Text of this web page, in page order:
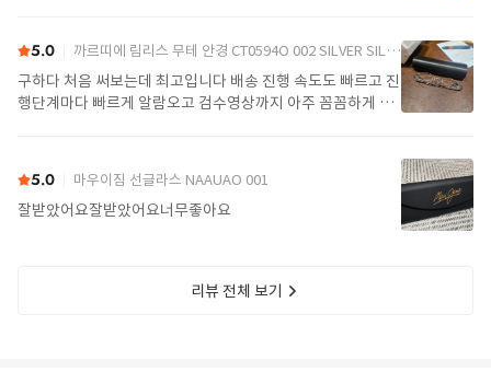
5.0 까르띠에 림리스 무테 안경 CT0594O 002 SILVER SILVER TRANSPARENT
구하다 처음 써보는데 최고입니다 배송 진행 속도도 빠르고 진
행단계마다 빠르게 알람오고 검수영상까지 아주 꼼꼼하게 찍
5.0 마우이짐 선글라스 NAAUAO 001
잘받았어요잘받았어요너무좋아요
리뷰 전체 보기